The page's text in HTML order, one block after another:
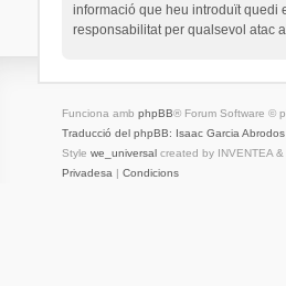
informació que heu introduït quedi
responsabilitat per qualsevol atac
Funciona amb phpBB® Forum Software ©
Traducció del phpBB: Isaac Garcia Abrodos
Style we_universalcreated by INVENTEA &
Privadesa | Condicions